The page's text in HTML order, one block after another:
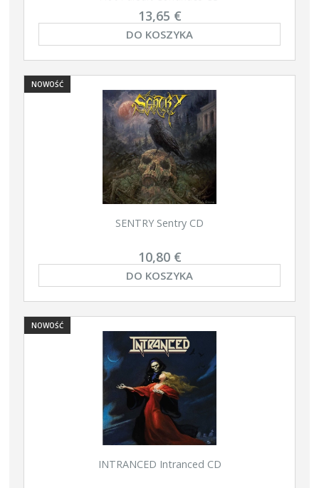
13,65 €
DO KOSZYKA
SENTRY Sentry CD
10,80 €
DO KOSZYKA
NOWOŚĆ
INTRANCED Intranced CD
NOWOŚĆ